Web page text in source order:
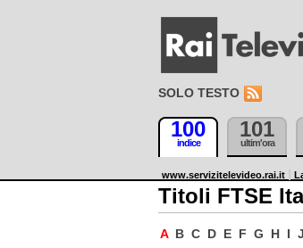
SOLO TESTO
100
indice
101
ultim'ora
www.servizitelevideo.rai.it
Titoli FTSE
A B C D E F G H I J